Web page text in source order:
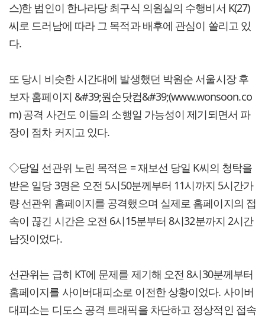
스)한 범인이 한나라당 최구식 의원실의 수행비서 K(27)
씨로 드러남에 따라 그 목적과 배후에 관심이 쏠리고 있
다.
또 당시 비슷한 시간대에 발생했던 박원순 서울시장 후
보자 홈페이지 &#39;원순닷컴&#39;(www.wonsoon.co
m) 공격 사건도 이들의 소행일 가능성이 제기되면서 파
장이 점차 커지고 있다.
◇당일 선관위 노린 목적은 = 재보선 당일 K씨의 청탁을
받은 일당 3명은 오전 5시50분께부터 11시까지 5시간가
량 선관위 홈페이지를 공격했으며 실제로 홈페이지의 접
속이 끊긴 시간은 오전 6시15분부터 8시32분까지 2시간
남짓이었다.
선관위는 급히 KT에 문제를 제기해 오전 8시30분께부터
홈페이지를 사이버대피소로 이전한 상황이었다. 사이버
대피소는 디도스 공격 트래픽을 차단하고 정상적인 접속